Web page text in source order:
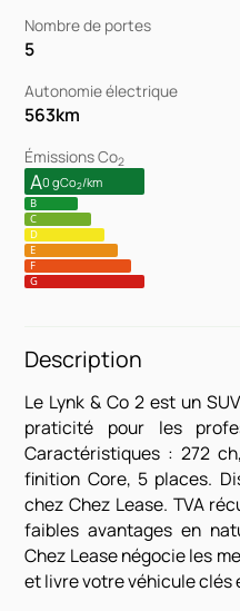
Nombre de portes
5
Autonomie électrique
563km
Émissions Co2
A0 gCo2/km
B
C
D
E
F
G
Description
Le Lynk & Co 2 est un
praticité pour les
Caractéristiques : 272
finition Core, 5 places.
chez Chez Lease. TVA
faibles avantages en
Chez Lease négocie les
et livre votre véhicule clés